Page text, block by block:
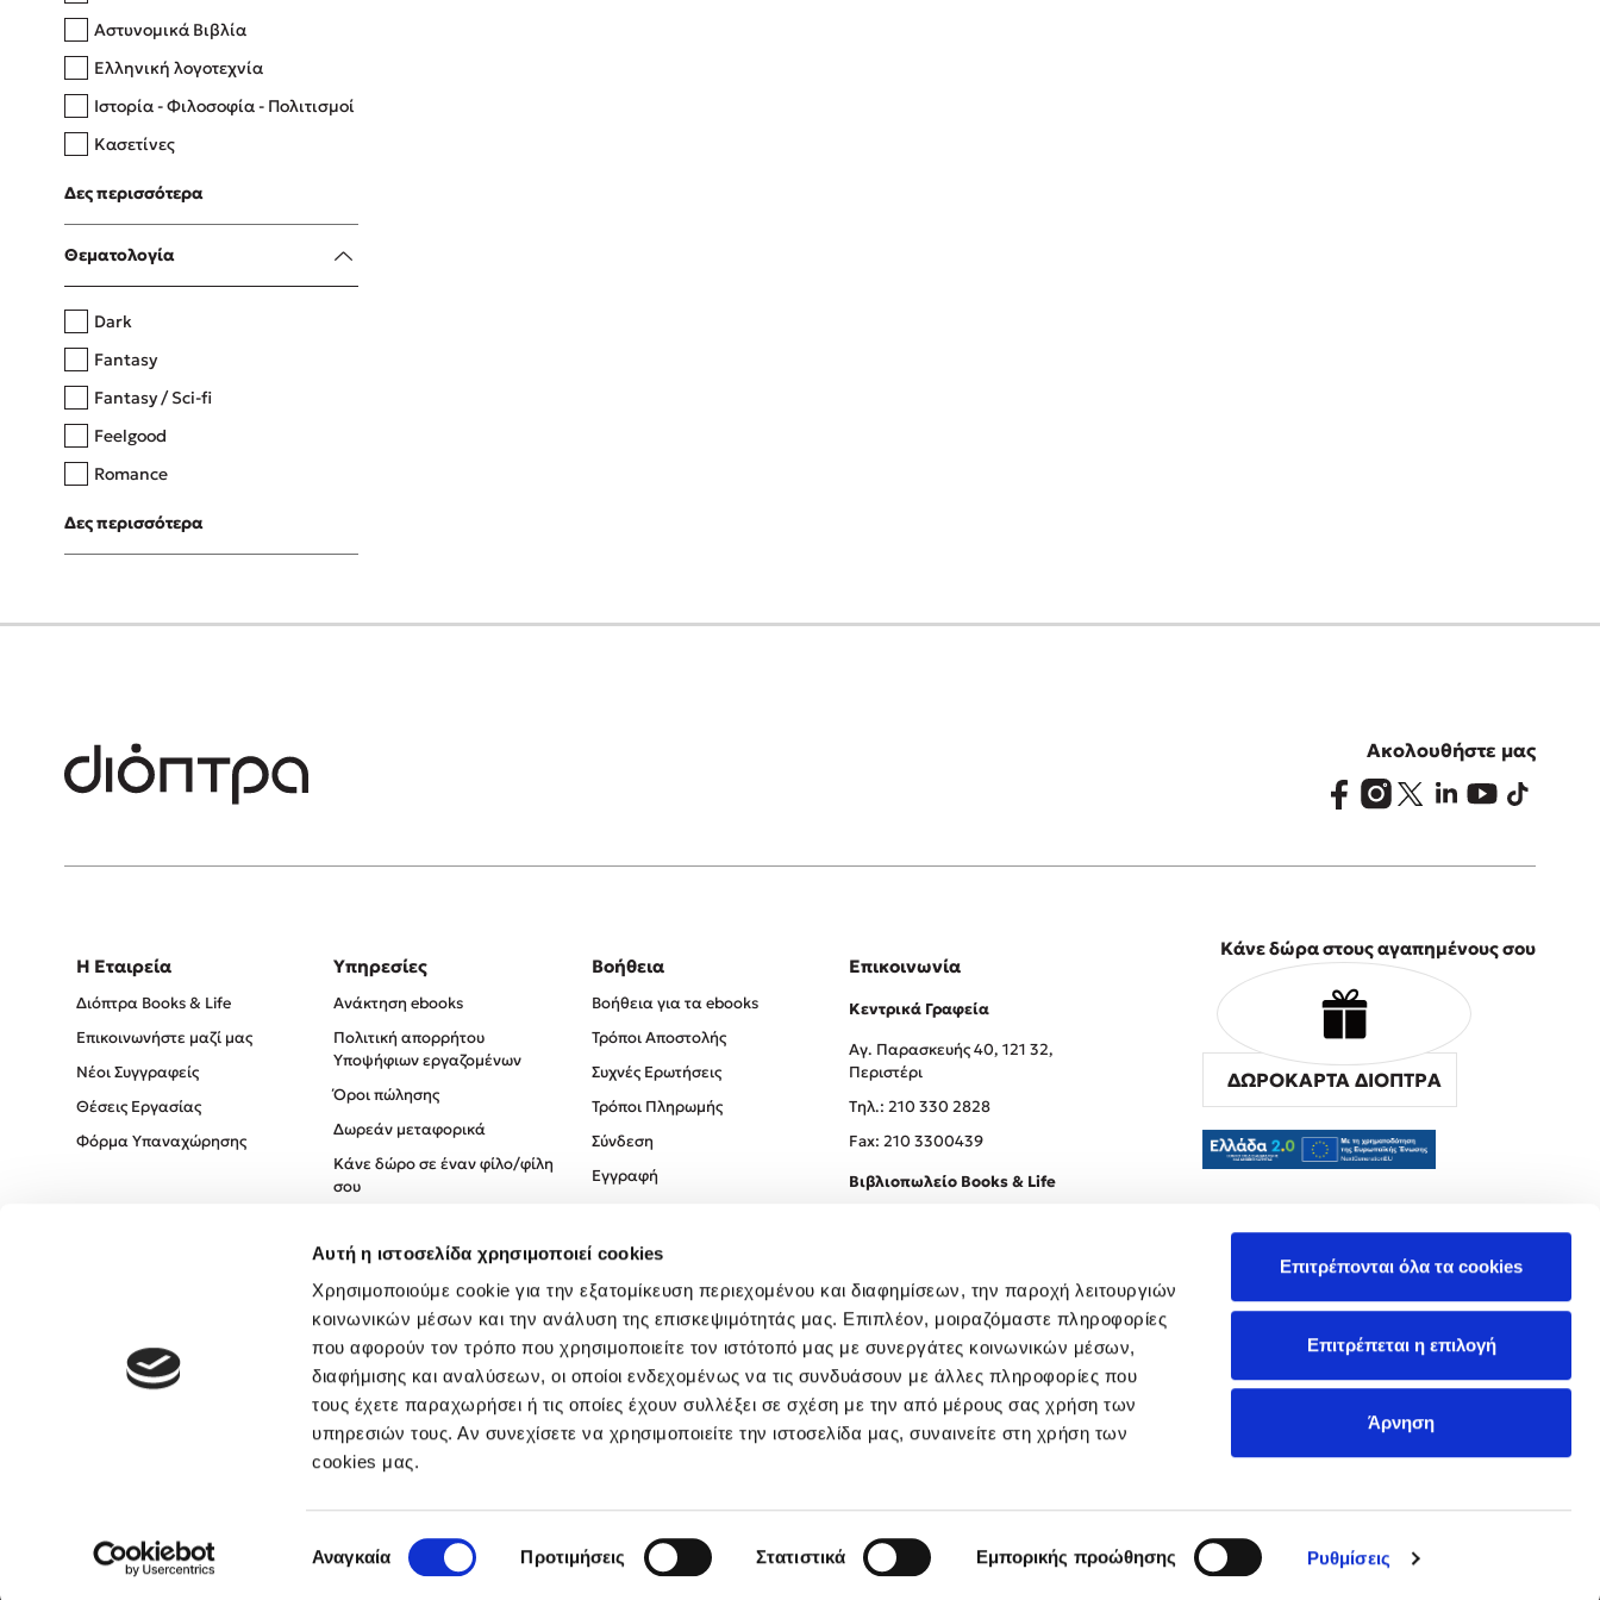
Αυτή η ιστοσελίδα χρησιμοποιεί cookies
Χρησιμοποιούμε cookie για την εξατομίκευση περιεχομένου και διαφημίσεων, την παροχή λειτουργιών
κοινωνικών μέσων και την ανάλυση της επισκεψιμότητάς μας. Επιπλέον, μοιραζόμαστε πληροφορίες
που αφορούν τον τρόπο που χρησιμοποιείτε τον ιστότοπό μας με συνεργάτες κοινωνικών μέσων,
διαφήμισης και αναλύσεων, οι οποίοι ενδεχομένως να τις συνδυάσουν με άλλες πληροφορίες που
τους έχετε παραχωρήσει ή τις οποίες έχουν συλλέξει σε σχέση με την από μέρους σας χρήση των
υπηρεσιών τους. Αν συνεχίσετε να χρησιμοποιείτε την ιστοσελίδα μας, συναινείτε στη χρήση των
cookies μας.
συγκατάθεσης
Αναγκαία Προτιμήσεις Στατιστικά Εμπορικής προώθησης Ρυθμίσεις
Επιτρέπονται όλα τα cookies
Επιτρέπεται η επιλογή
Άρνηση
Δανάη Δεληγεώργη
Πάνω, κάτω, μπροστά, πίσω
Η μέθοδος Αφήστε τους
Αστυνομικά Βιβλία
Ελληνική λογοτεχνία
Ιστορία - Φιλοσοφία - Πολιτισμοί
Κασετίνες
Λευκώματα - Έγχρωμοι οδηγοί
Μαγειρική
Δες περισσότερα
Θεματολογία
Dark
Fantasy
Fantasy / Sci-fi
Feelgood
Romance
Upmarket
Young Adult
Δες περισσότερα
Ακολουθήστε μας
Η Εταιρεία
Διόπτρα Books & Life
Επικοινωνήστε μαζί μας
Νέοι Συγγραφείς
Θέσεις Εργασίας
Φόρμα Υπαναχώρησης
Υπηρεσίες
Ανάκτηση ebooks
Πολιτική απορρήτου
Υποψήφιων εργαζομένων
Όροι πώλησης
Δωρεάν μεταφορικά
Κάνε δώρο σε έναν φίλο/φίλη
σου
Πολιτική Απορρήτου
Όροι χρήσης
Βοήθεια
Βοήθεια για τα ebooks
Τρόποι Αποστολής
Συχνές Ερωτήσεις
Τρόποι Πληρωμής
Σύνδεση
Εγγραφή
Επικοινωνία
Κεντρικά Γραφεία
Αγ. Παρασκευής 40, 121 32,
Περιστέρι
Tηλ.: 210 330 2828
Fax: 210 3300439
Βιβλιοπωλείο Books & Life
Κάνε δώρα στους αγαπημένους σου
ΔΩΡΟΚΑΡΤΑ ΔΙΟΠΤΡΑ
Created by Powered by